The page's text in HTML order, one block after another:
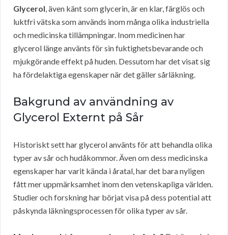
Glycerol, även känt som glycerin, är en klar, färglös och
luktfri vätska som används inom många olika industriella
och medicinska tillämpningar. Inom medicinen har
glycerol länge använts för sin fuktighetsbevarande och
mjukgörande effekt på huden. Dessutom har det visat sig
ha fördelaktiga egenskaper när det gäller sårläkning.
Bakgrund av användning av
Glycerol Externt på Sår
Historiskt sett har glycerol använts för att behandla olika
typer av sår och hudåkommor. Även om dess medicinska
egenskaper har varit kända i åratal, har det bara nyligen
fått mer uppmärksamhet inom den vetenskapliga världen.
Studier och forskning har börjat visa på dess potential att
påskynda läkningsprocessen för olika typer av sår.